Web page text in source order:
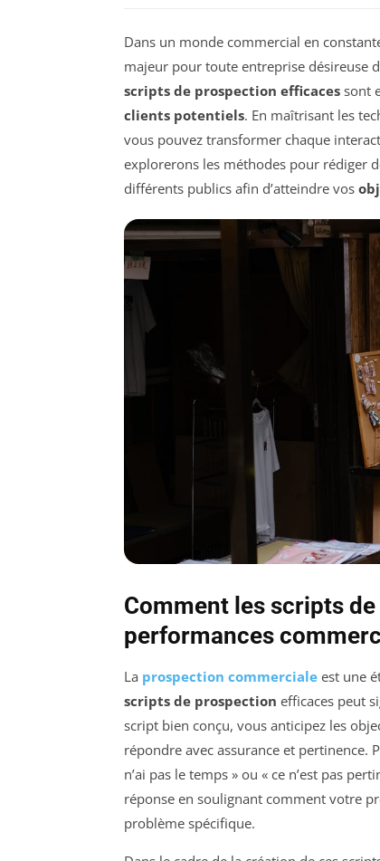
Dans un monde commercial en
majeur pour toute entreprise désireuse
scripts de prospection efficaces sont
clients potentiels. En maîtrisant les
vous pouvez transformer chaque
explorerons les méthodes pour rédiger
différents publics afin d’atteindre vos
Comment les scripts
performances
La prospection commerciale est une
scripts de prospection efficaces peut
script bien conçu, vous anticipez les
répondre avec assurance et pertinence.
n’ai pas le temps » ou « ce n’est pas
réponse en soulignant comment votre
problème spécifique.